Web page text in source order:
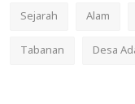
Sejarah
Alam
Tabanan
Desa